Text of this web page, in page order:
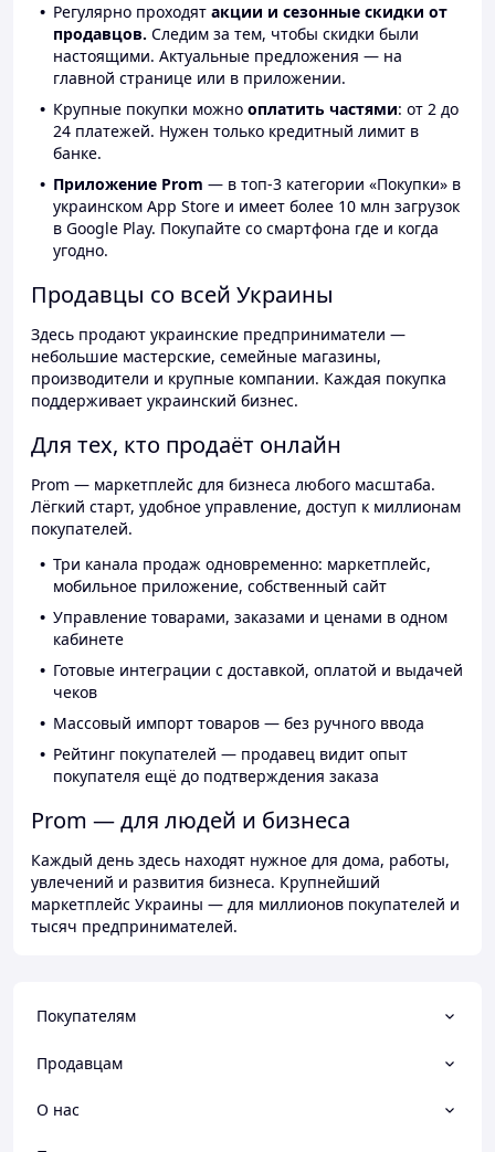
Регулярно проходят акции и сезонные скидки от
продавцов. Следим за тем, чтобы скидки были
настоящими. Актуальные предложения — на
главной странице или в приложении.
Крупные покупки можно оплатить частями: от 2 до
24 платежей. Нужен только кредитный лимит в
банке.
Приложение Prom — в топ-3 категории «Покупки» в
украинском App Store и имеет более 10 млн загрузок
в Google Play. Покупайте со смартфона где и когда
угодно.
Продавцы со всей Украины
Здесь продают украинские предприниматели —
небольшие мастерские, семейные магазины,
производители и крупные компании. Каждая покупка
поддерживает украинский бизнес.
Для тех, кто продаёт онлайн
Prom — маркетплейс для бизнеса любого масштаба.
Лёгкий старт, удобное управление, доступ к миллионам
покупателей.
Три канала продаж одновременно: маркетплейс,
мобильное приложение, собственный сайт
Управление товарами, заказами и ценами в одном
кабинете
Готовые интеграции с доставкой, оплатой и выдачей
чеков
Массовый импорт товаров — без ручного ввода
Рейтинг покупателей — продавец видит опыт
покупателя ещё до подтверждения заказа
Prom — для людей и бизнеса
Каждый день здесь находят нужное для дома, работы,
увлечений и развития бизнеса. Крупнейший
маркетплейс Украины — для миллионов покупателей и
тысяч предпринимателей.
Покупателям
Продавцам
О нас